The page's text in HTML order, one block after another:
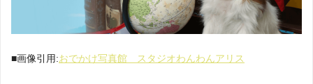
■画像引用:おでかけ写真館 スタジオわんわんアリス